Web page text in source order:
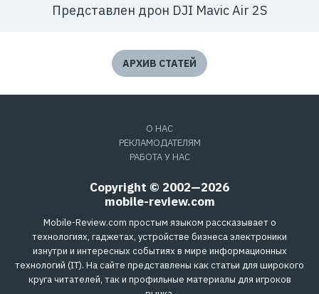
Представлен дрон DJI Mavic Air 2S
АРХИВ СТАТЕЙ
О НАС
РЕКЛАМОДАТЕЛЯМ
РАБОТА У НАС
Copyright © 2002—2026
mobile-review.com
Mobile-Review.com простым языком рассказывает о
технологиях, гаджетах, устройстве бизнеса электроники
изнутри и интересных событиях в мире информационных
технологий (IT). На сайте представлены как статьи для широкого
круга читателей, так и профильные материалы для игроков